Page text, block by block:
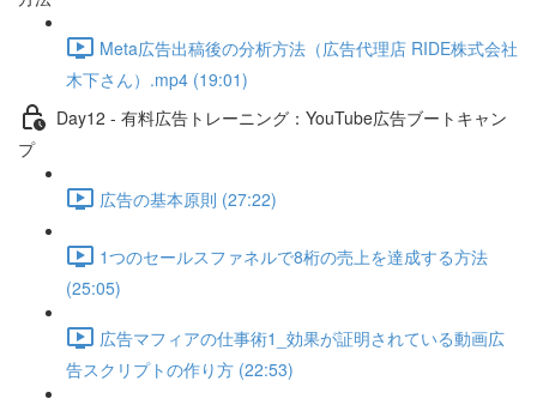
Meta広告出稿後の分析方法（広告代理店 RIDE株式会社
木下さん）.mp4 (19:01)
Day12 - 有料広告トレーニング：YouTube広告ブートキャン
プ
広告の基本原則 (27:22)
1つのセールスファネルで8桁の売上を達成する方法
(25:05)
広告マフィアの仕事術1_効果が証明されている動画広
告スクリプトの作り方 (22:53)